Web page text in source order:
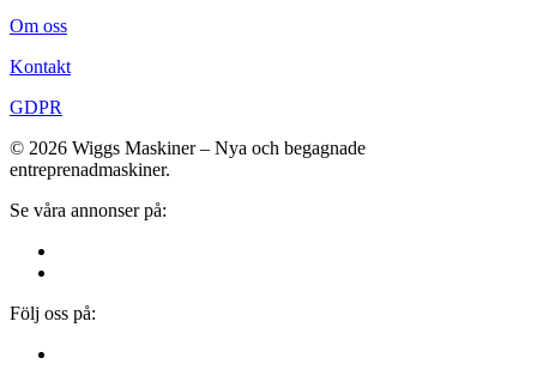
Om oss
Kontakt
GDPR
© 2026 Wiggs Maskiner – Nya och begagnade
entreprenadmaskiner.
Se våra annonser på:
Följ oss på: